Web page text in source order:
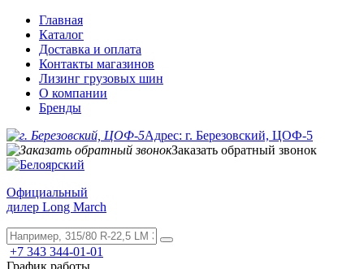
Главная
Каталог
Доставка и оплата
Контакты магазинов
Лизинг грузовых шин
О компании
Бренды
Адрес: г. Березовский, ЦОФ-5
Заказать обратный звонок
Официальный
дилер Long March
+7 343 344-01-01
График работы